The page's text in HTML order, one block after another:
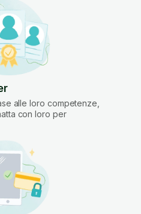
alle loro competenze,
con loro per